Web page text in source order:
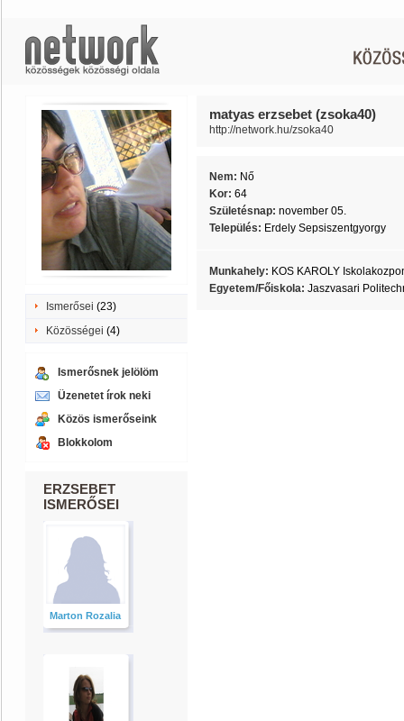
Ismerősei (23)
Közösségei (4)
Ismerősnek jelölöm
Üzenetet írok neki
Közös ismerőseink
Blokkolom
ERZSEBET
ISMERŐSEI
Marton Rozalia
matyas erzsebet (zsoka40)
http://network.hu/zsoka40
Nem: Nő
Kor: 64
Születésnap: november 05.
Település: Erdely Sepsiszentgyorgy
Munkahely: KOS KAROLY
Egyetem/Főiskola: Jaszvasari